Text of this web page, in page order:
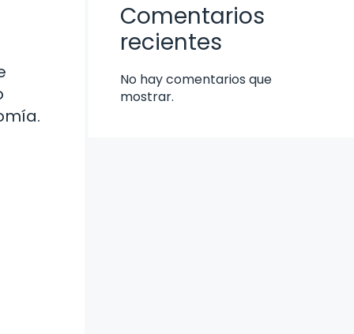
Comentarios
recientes
No hay comentarios que
mostrar.